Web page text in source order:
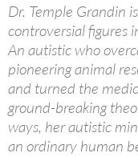
Dr. Temple Grandin
controversial figures
An autistic who
pioneering animal
and turned the
ground-breaking
ways, her autistic
an ordinary human